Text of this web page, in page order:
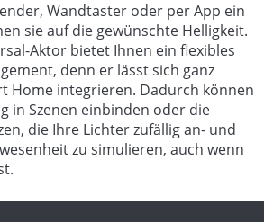
Wandtaster oder per App ein
sie auf die gewünschte Helligkeit.
Aktor bietet Ihnen ein flexibles
denn er lässt sich ganz
Home integrieren. Dadurch können
in Szenen einbinden oder die
die Ihre Lichter zufällig an- und
zu simulieren, auch wenn